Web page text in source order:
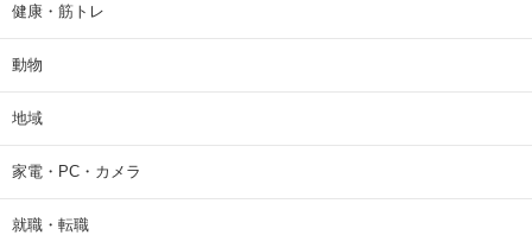
健康・筋トレ
動物
地域
家電・PC・カメラ
就職・転職